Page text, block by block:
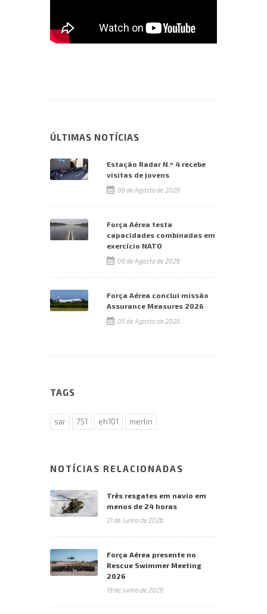
ÚLTIMAS NOTÍCIAS
Estação Radar N.º 4 recebe
visitas de jovens
06 de Agosto de 2026
Força Aérea testa
capacidades combinadas em
exercício NATO
06 de Agosto de 2026
Força Aérea conclui missão
Assurance Measures 2026
05 de Agosto de 2026
TAGS
sar 751 eh101 merlin
NOTÍCIAS RELACIONADAS
Três resgates em navio em
menos de 24 horas
21 de Junho de 2026
Força Aérea presente no
Rescue Swimmer Meeting
2026
19 de Junho de 2026